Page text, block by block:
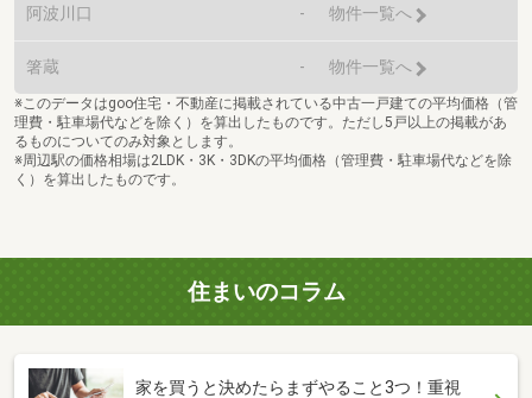
阿波川口 - 物件一覧へ
箸蔵 - 物件一覧へ
※このデータはgoo住宅・不動産に掲載されている中古一戸建ての平均価格（管
理費・駐車場代などを除く）を算出したものです。ただし5戸以上の掲載があ
るものについてのみ対象とします。
※周辺駅の価格相場は2LDK・3K・3DKの平均価格（管理費・駐車場代などを除
く）を算出したものです。
住まいのコラム
家を買うと決めたらまずやること3つ！重視